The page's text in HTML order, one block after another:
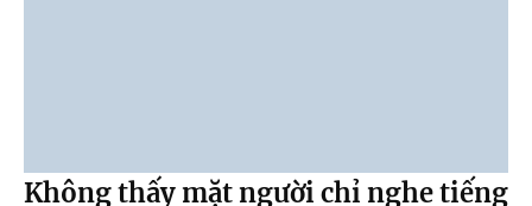
Không thấy mặt người chỉ nghe tiếng